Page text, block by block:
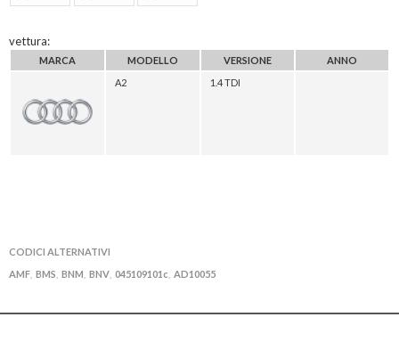
vettura:
MARCA MODELLO VERSIONE
ANNO
A2
1.4 TDI
CODICI ALTERNATIVI
AMF BMS BNM BNV 045109101c AD10055